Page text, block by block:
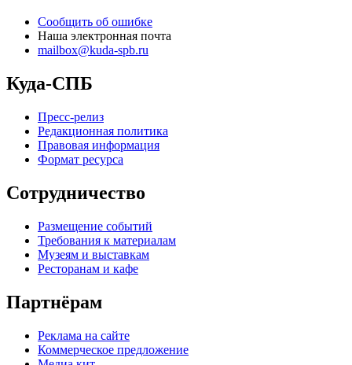
Сообщить об ошибке
Наша электронная почта
mailbox@kuda-spb.ru
Куда-СПБ
Пресс-релиз
Редакционная политика
Правовая информация
Формат ресурса
Сотрудничество
Размещение событий
Требования к материалам
Музеям и выставкам
Ресторанам и кафе
Партнёрам
Реклама на сайте
Коммерческое предложение